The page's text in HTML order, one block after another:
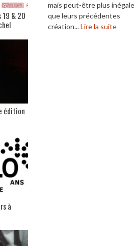
mais peut-être plus inégale
que leurs précédentes
création...Lire la suite
19 & 20
édition
à